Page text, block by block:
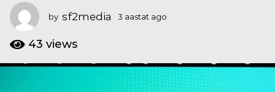
t
a
g
3
by sf2media 3 aastat ago
t
t
43 views